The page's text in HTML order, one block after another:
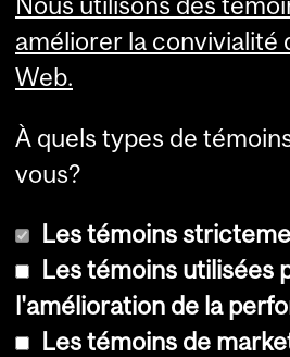
Department
and
University
Information
Le Neuro
neurologique de
3801, rue
Montréal (Québec)
améliorer la convivialité
Web.
À quels types de
vous?
Les témoins
Les témoins utilisées
l'amélioration de la
Les témoins de